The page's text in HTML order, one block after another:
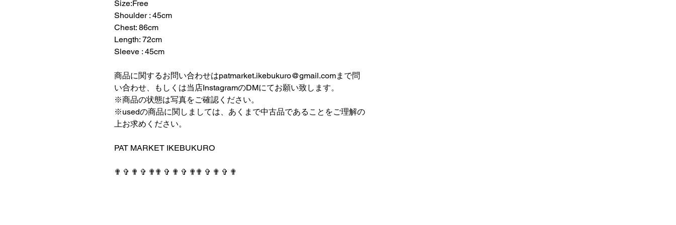
Size:Free
Shoulder : 45cm
Chest: 86cm
Length: 72cm
Sleeve : 45cm
商品に関するお問い合わせはpatmarket.ikebukuro@gmail.comまで問
い合わせ、もしくは当店InstagramのDMにてお願い致します。
※商品の状態は写真をご確認ください。
※usedの商品に関しましては、あくまで中古品であることをご理解の
上お求めください。
PAT MARKET IKEBUKURO
✟ ✞ ✟ ✞ ✟✟ ✞ ✟ ✞ ✟✟ ✞ ✟ ✞ ✟